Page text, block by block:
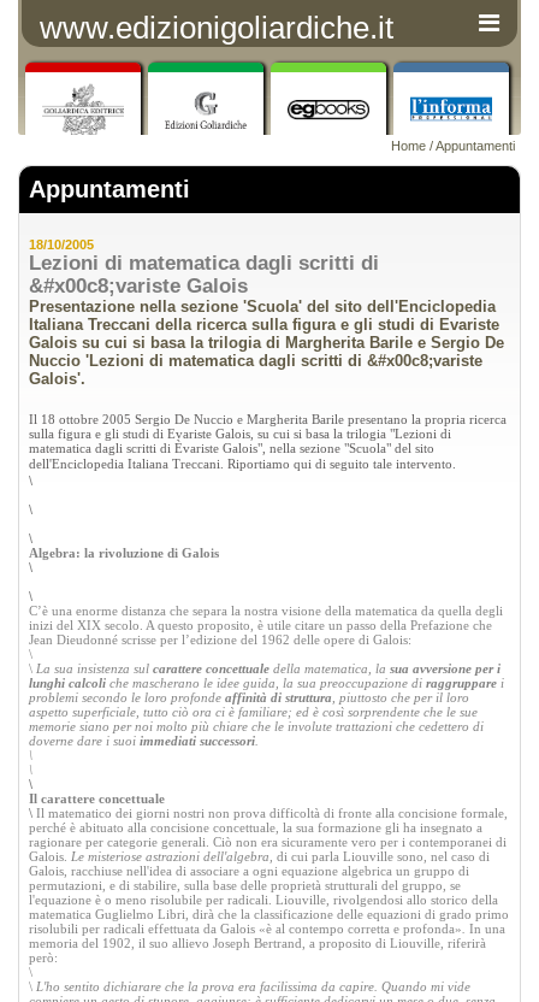
www.edizionigoliardiche.it
Home /Appuntamenti
Appuntamenti
18/10/2005
Lezioni di matematica dagli scritti di
&#x00c8;variste Galois
Presentazione nella sezione 'Scuola' del sito dell'Enciclopedia
Italiana Treccani della ricerca sulla figura e gli studi di Evariste
Galois su cui si basa la trilogia di Margherita Barile e Sergio De
Nuccio 'Lezioni di matematica dagli scritti di &#x00c8;variste
Galois'.
Il 18 ottobre 2005 Sergio De Nuccio e Margherita Barile presentano la propria ricerca
sulla figura e gli studi di Evariste Galois, su cui si basa la trilogia "Lezioni di
matematica dagli scritti di Èvariste Galois", nella sezione "Scuola" del sito
dell'Enciclopedia Italiana Treccani. Riportiamo qui di seguito tale intervento.
\
\
\
Algebra: la rivoluzione di Galois
\
\
C’è una enorme distanza che separa la nostra visione della matematica da quella degli
inizi del XIX secolo. A questo proposito, è utile citare un passo della Prefazione che
Jean Dieudonné scrisse per l’edizione del 1962 delle opere di Galois:
\
\ La sua insistenza sul carattere concettuale della matematica, la sua avversione per i
lunghi calcoli che mascherano le idee guida, la sua preoccupazione di raggruppare i
problemi secondo le loro profonde affinità di struttura , piuttosto che per il loro
aspetto superficiale, tutto ciò ora ci è familiare; ed è così sorprendente che le sue
memorie siano per noi molto più chiare che le involute trattazioni che cedettero di
doverne dare i suoi immediati successori
\
\
\
Il carattere concettuale
\ Il matematico dei giorni nostri non prova difficoltà di fronte alla concisione formale,
perché è abituato alla concisione concettuale, la sua formazione gli ha insegnato a
ragionare per categorie generali. Ciò non era sicuramente vero per i contemporanei di
Galois. Le misteriose astrazioni dell'algebra, di cui parla Liouville sono, nel caso di
Galois, racchiuse nell'idea di associare a ogni equazione algebrica un gruppo di
permutazioni, e di stabilire, sulla base delle proprietà strutturali del gruppo, se
l'equazione è o meno risolubile per radicali. Liouville, rivolgendosi allo storico della
matematica Guglielmo Libri, dirà che la classificazione delle equazioni di grado primo
risolubili per radicali effettuata da Galois «è al contempo corretta e profonda» In una
memoria del 1902, il suo allievo Joseph Bertrand, a proposito di Liouville, riferirà
però:
\
\ L'ho sentito dichiarare che la prova era facilissima da capire. Quando mi vide